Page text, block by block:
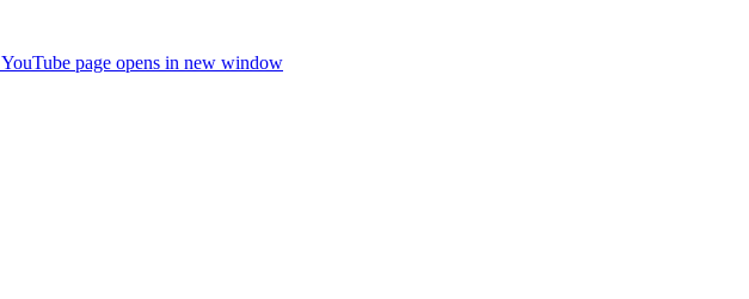
YouTube page opens in new window